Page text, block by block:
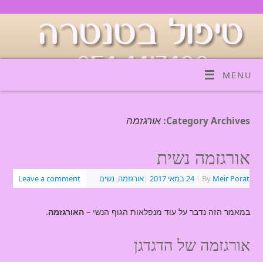
MENU
Category Archives: אורגזמה
אורגזמה נשית
By Meir Porat
| 24 במאי 2017 |אורגזמה, נשים Leave a comment
במאמר הזה נדבר על עוד מנפלאות הגוף הנשי – האורגזמה.
אורגזמה של הדגדגן